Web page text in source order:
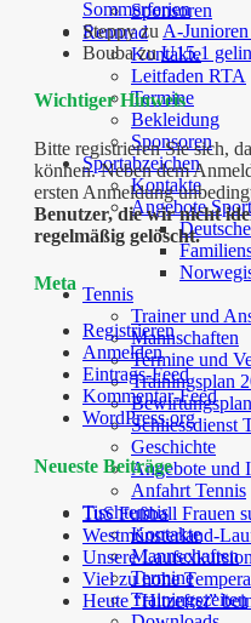
Sponsoren
Rennrad
Kontakte
Leitfaden RTA
Termine
Bekleidung
Sponsoren
Sportabzeichen
Kontakte
Angebote
Tennis
Trainer und
Mannschaften
Termine und
Trainingsplan
Schliessdienst
Geschichte
Angebote und
Anfahrt Tennis
Tischtennis
Kontakte
Mannschaften
Termine
Trainingszeiten
Sommerferien
Steppyzu A-
BoubazuU15.1
Wichtiger Hinweis
Bitte registrieren Sie sich,
können. Neben dem
ersten Anmeldung
Benutzer, die wir nicht
regelmäßig gelöscht.
Meta
Registrieren
Anmelden
Eintrags-Feed
Kommentar-Feed
WordPress.org
Neueste Beiträge
TuS Fußball Frauen
Westmünsterland-
Unsere
Viel zu hohe
Heute “Hitzefrei”